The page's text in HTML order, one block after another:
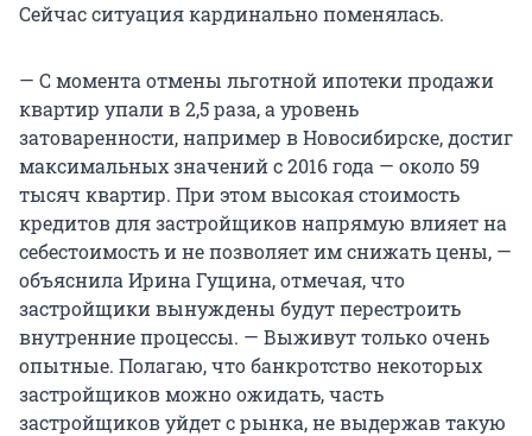
Сейчас ситуация кардинально поменялась.
— С момента отмены льготной ипотеки продажи
квартир упали в 2,5 раза, а уровень
затоваренности, например в Новосибирске, достиг
максимальных значений с 2016 года — около 59
тысяч квартир. При этом высокая стоимость
кредитов для застройщиков напрямую влияет на
себестоимость и не позволяет им снижать цены, —
объяснила Ирина Гущина, отмечая, что
застройщики вынуждены будут перестроить
внутренние процессы. — Выживут только очень
опытные. Полагаю, что банкротство некоторых
застройщиков можно ожидать, часть
застройщиков уйдет с рынка, не выдержав такую